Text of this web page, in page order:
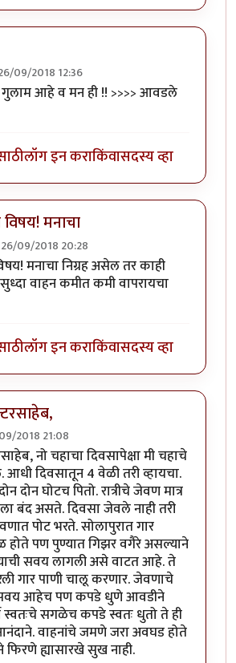
09/2018 12:36
गुलाम आहे व मन ही !! >>>> आवडले
लॉग इन कराकिंवासदस्य व्हा
मनाचा
09/2018 20:28
मनाचा निग्रह असेल तर काही
वाहन कमीत कमी वापरायचा
लॉग इन कराकिंवासदस्य व्हा
2018 21:08
नो चहाचा दिवसापेक्षा मी चहाचे
दिवसातून 4 वेळी तरी व्हायचा.
दोन घोटच पितो. रात्रीचे जेवण मात्र
बंद असते. दिवसा जेवले नाही तरी
पोट भरते. सोलापुरात गार
होते पण पुण्यात गिझर वगैरे असल्याने
सवय लागली असे वाटत आहे. ते
गार पाणी चालू करणार. जेवणाचे
सवय आहेच पण कपडे धुणे आवडीने
स्वतःचे सगळेच कपडे स्वतः धुतो ते ही
वाहनांचे जमणे जरा अवघड होते
ह्यासारखे सुख नाही.